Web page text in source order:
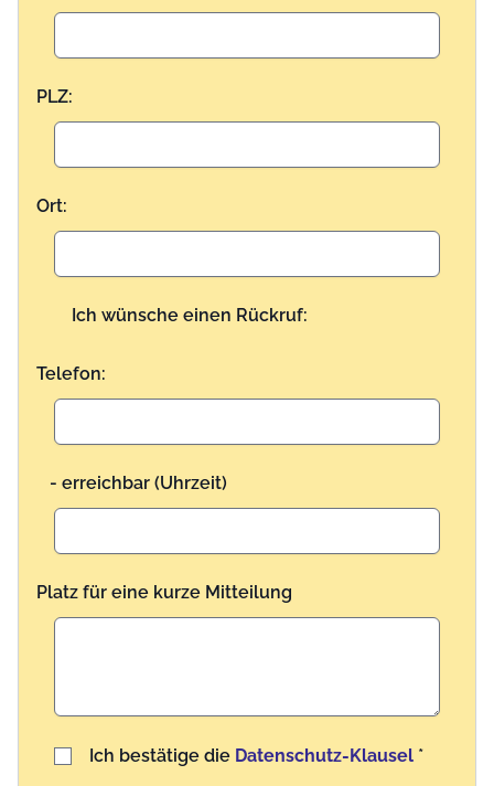
PLZ:
Ort:
Ich wünsche einen Rückruf:
Telefon:
- erreichbar (Uhrzeit)
Platz für eine kurze Mitteilung
Benutzername
Ich bestätige die Datenschutz-Klausel *